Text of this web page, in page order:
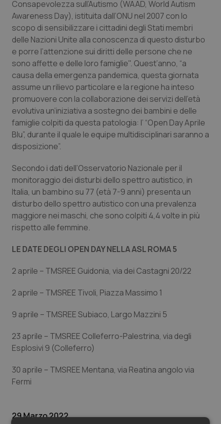
Provincia Autonoma di Bolzano
Provincia Autonoma di Trento
Puglia
Sardegna
Sicilia
Toscana
Umbria
Valle D’Aosta
Veneto
Infezioni & Febbre
Ipertensione & Scompenso
Malattie rare
Malattia di Crohn & Rettocolite Ulcerosa
Neuroscienze & patologie neurodegenerative
Obesità
Oftalmologia
Oncodermatologia
Oncoematologia
Oncologia & Nutrizione
Quotidiano Chirurgia
Quotidiano Pediatria
Rene & patologie urogenitali
Consapevolezza sull’Autismo (WAAD, World Autism
Awareness Day), istituita dall’ONU nel 2007 con lo
scopo di sensibilizzare i cittadini degli Stati membri
delle Nazioni Unite alla conoscenza di questo disturbo
e porre l’attenzione sui diritti delle persone che ne
sono affette e delle loro famiglie". Quest’anno, “a
causa della emergenza pandemica, questa giornata
assume un rilievo particolare e la regione ha inteso
promuovere con la collaborazione dei servizi dell’età
evolutiva un’iniziativa a sostegno dei bambini e delle
famiglie colpiti da questa patologia: l’ “Open Day Aprile
Blu”, durante il quale le equipe multidisciplinari saranno a
disposizione”.
Secondo i dati dell’Osservatorio Nazionale per il
monitoraggio dei disturbi dello spettro autistico, in
Italia, un bambino su 77 (età 7-9 anni) presenta un
disturbo dello spettro autistico con una prevalenza
maggiore nei maschi, che sono colpiti 4,4 volte in più
rispetto alle femmine.
LE DATE DEGLI OPEN DAY NELLA ASL ROMA 5
2 aprile – TMSREE Guidonia, via dei Castagni 20/22
2 aprile – TMSREE Tivoli, Piazza Massimo 1
9 aprile – TMSREE Subiaco, Largo Mazzini 5
23 aprile – TMSREE Colleferro-Palestrina, via degli
Esplosivi 9 (Colleferro)
30 aprile – TMSREE Mentana, via Reatina angolo via
Fermi
29 Marzo 2022